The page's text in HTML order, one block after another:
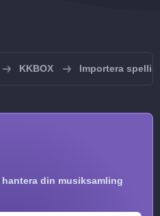
KKBOX Importera
din musiksamling